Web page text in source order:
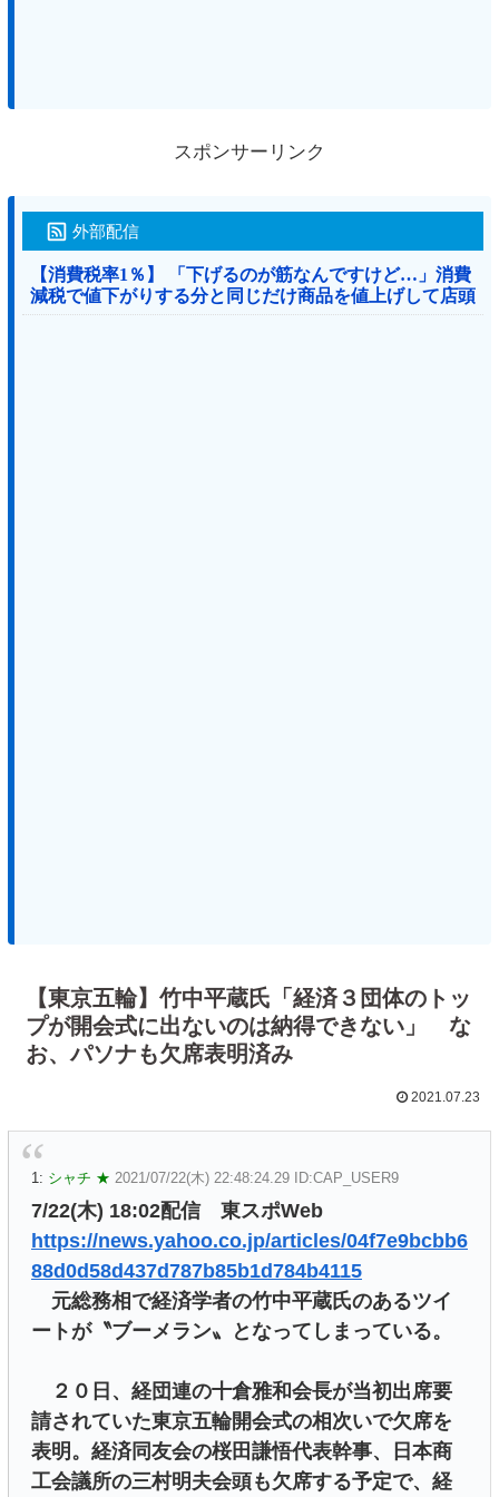
スポンサーリンク
外部配信
【消費税率1％】 「下げるのが筋なんですけど…」消費
減税で値下がりする分と同じだけ商品を値上げして店頭
価格を変えない店も
【東京五輪】竹中平蔵氏「経済３団体のトッ
プが開会式に出ないのは納得できない」 な
お、パソナも欠席表明済み
2021.07.23
1: シャチ ★ 2021/07/22(木) 22:48:24.29 ID:CAP_USER9
7/22(木) 18:02配信 東スポWeb
https://news.yahoo.co.jp/articles/04f7e9bcbb6
88d0d58d437d787b85b1d784b4115
元総務相で経済学者の竹中平蔵氏のあるツイ
ートが〝ブーメラン〟となってしまっている。
２０日、経団連の十倉雅和会長が当初出席要
請されていた東京五輪開会式の相次いで欠席を
表明。経済同友会の桜田謙悟代表幹事、日本商
工会議所の三村明夫会頭も欠席する予定で、経